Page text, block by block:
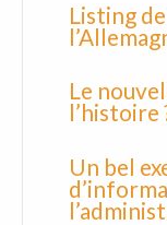
Listing
Le
l’histoire
Un bel